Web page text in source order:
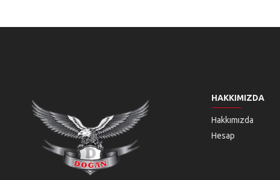
HAKKIMIZDA
Hakkımızda
Hesap